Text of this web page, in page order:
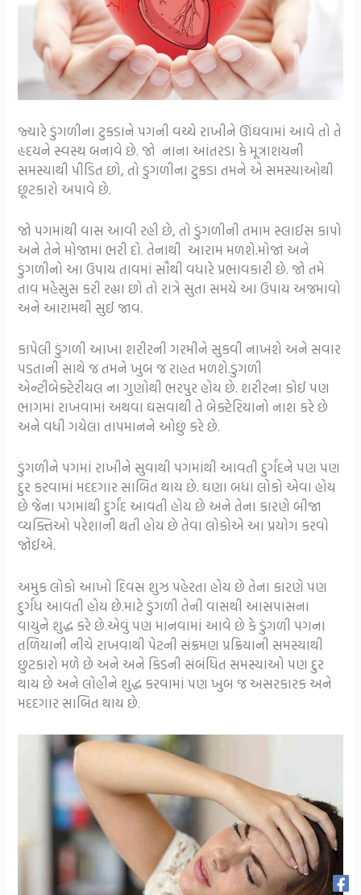
જ્યારે ડુંગળીના ટુકડાને પગની વચ્ચે રાખીને ઊંઘવામાં આવે તો તે
હૃદયને સ્વસ્થ બનાવે છે. જો નાના આંતરડા કે મૂત્રાશયની
સમસ્યાથી પીડિત છો, તો ડુંગળીના ટુકડા તમને એ સમસ્યાઓથી
છૂટકારો અપાવે છે.
જો પગમાંથી વાસ આવી રહી છે, તો ડુંગળીની તમામ સ્લાઈસ કાપો
અને તેને મોજામાં ભરી દો. તેનાથી આરામ મળશે.મોજાં અને
ડુંગળીનો આ ઉપાય તાવમાં સૌથી વધારે પ્રભાવકારી છે. જો તમે
તાવ મહેસુસ કરી રહ્યા છો તો રાત્રે સુતા સમયે આ ઉપાય અજમાવો
અને આરામથી સુઈ જાવ.
કાપેલી ડુંગળી આખા શરીરની ગરમીને સુકવી નાખશે અને સવાર
પડતાની સાથે જ તમને ખુબ જ રાહત મળશે.ડુંગળી
એન્ટીબેક્ટેરીયલ ના ગુણોથી ભરપુર હોય છે. શરીરના કોઈ પણ
ભાગમાં રાખવામાં અથવા ઘસવાથી તે બેક્ટેરિયાનો નાશ કરે છે
અને વધી ગયેલા તાપમાનને ઓછું કરે છે.
ડુંગળીને પગમાં રાખીને સુવાથી પગમાંથી આવતી દુર્ગંદને પણ પણ
દુર કરવામાં મદદગાર સાબિત થાય છે. ઘણા બધા લોકો એવા હોય
છે જેના પગમાંથી દુર્ગંદ આવતી હોય છે અને તેના કારણે બીજા
વ્યક્તિઓ પરેશાની થતી હોય છે તેવા લોકોએ આ પ્રયોગ કરવો
જોઈએ.
અમુક લોકો આખો દિવસ શુઝ પહેરતા હોય છે તેના કારણે પણ
દુર્ગંધ આવતી હોય છે.માટે ડુંગળી તેની વાસથી આસપાસના
વાયુને શુદ્ધ કરે છે.એવું પણ માનવામાં આવે છે કે ડુંગળી પગના
તળિયાની નીચે રાખવાથી પેટની સંક્રમણ પ્રક્રિયાની સમસ્યાથી
છુટકારો મળે છે અને અને કિડની સંબંધિત સમસ્યાઓ પણ દુર
થાય છે અને લોહીને શુદ્ધ કરવામાં પણ ખુબ જ અસરકારક અને
મદદગાર સાબિત થાય છે.